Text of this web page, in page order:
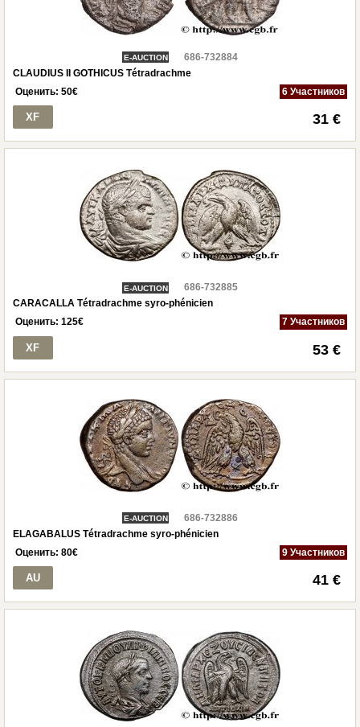
E-AUCTION
686-732884
CLAUDIUS II GOTHICUS Tétradrachme
Оценить: 50€ 6 Участников
XF 31 €
E-AUCTION
686-732885
CARACALLA Tétradrachme syro-phénicien
Оценить: 125€ 7 Участников
XF 53 €
E-AUCTION
686-732886
ELAGABALUS Tétradrachme syro-phénicien
Оценить: 80€ 9 Участников
AU 41 €